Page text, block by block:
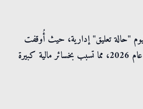
"حالة تعليق" إدارية، حيث أُوقفت
رخص المهن منذ مطلع عام 2026، مما تسبب بخسائر مالية كبيرة